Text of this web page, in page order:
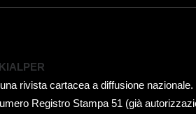
rivista cartacea a diffusione nazionale.
Registro Stampa 51 (già